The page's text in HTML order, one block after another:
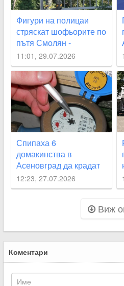
Фигури на полицаи
стряскат шофьорите по
пътя Смолян -
Асеновград
11:01, 29.07.2026
Спипаха 6
домакинства в
Асеновград да крадат
вода
12:23, 27.07.2026
Виж
Коментари